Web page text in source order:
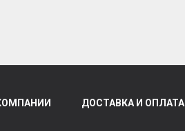
ДОСТАВКА И ОПЛАТА